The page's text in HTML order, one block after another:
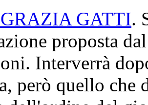
GATTI.
proposta
Interverrà
però quello che